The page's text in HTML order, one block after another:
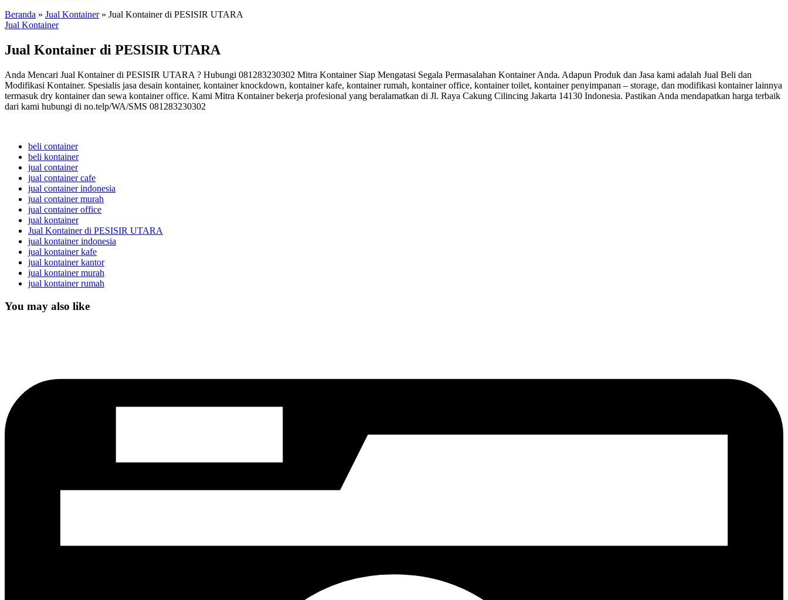
Beranda » Jual Kontainer » Jual Kontainer di PESISIR UTARA
Jual Kontainer
Jual Kontainer di PESISIR UTARA
Anda Mencari Jual Kontainer di PESISIR UTARA ? Hubungi 081283230302 Mitra Kontainer Siap Mengatasi Segala Permasalahan Kontainer Anda. Adapun Produk dan Jasa kami adalah Jual Beli dan
Modifikasi Kontainer. Spesialis jasa desain kontainer, kontainer knockdown, kontainer kafe, kontainer rumah, kontainer office, kontainer toilet, kontainer penyimpanan – storage, dan modifikasi kontainer lainnya
termasuk dry kontainer dan sewa kontainer office. Kami Mitra Kontainer bekerja profesional yang beralamatkan di Jl. Raya Cakung Cilincing Jakarta 14130 Indonesia. Pastikan Anda mendapatkan harga terbaik
dari kami hubungi di no.telp/WA/SMS 081283230302
beli container
beli kontainer
jual container
jual container cafe
jual container indonesia
jual container murah
jual container office
jual kontainer
Jual Kontainer di PESISIR UTARA
jual kontainer indonesia
jual kontainer kafe
jual kontainer kantor
jual kontainer murah
jual kontainer rumah
You may also like